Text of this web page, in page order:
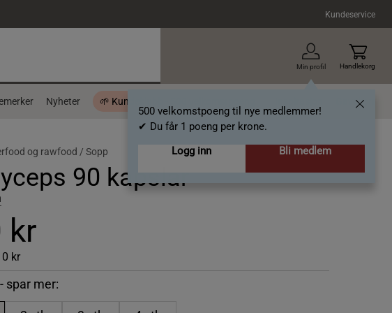
Kundeservice
Min profil
500 velkomstpoeng til nye medlemmer!
✔ Du får 1 poeng per krone.
Logg inn
Bli medlem
Handlekorg
Nyheter 🌱 Kundeklubb - 500 velkomstpoeng Gavekort
og rawfood / Sopp
90 kapslar
kr
kr
spar mer: